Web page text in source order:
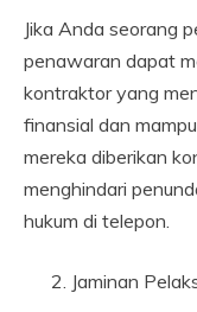
Jika Anda seorang
penawaran dapat
kontraktor yang
finansial dan
mereka diberikan
menghindari
hukum di telepon.
Jaminan